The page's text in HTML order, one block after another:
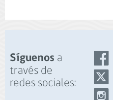
Síguenos a
través de
redes sociales: